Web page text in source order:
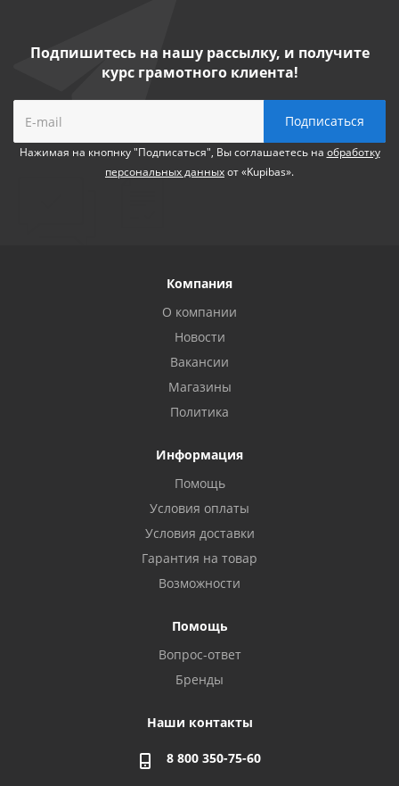
Подпишитесь на нашу рассылку, и получите
курс грамотного клиента!
Нажимая на кнопнку "Подписаться", Вы соглашаетесь на обработку
персональных данныхот «Kupibas».
Компания
О компании
Новости
Вакансии
Магазины
Политика
Информация
Помощь
Условия оплаты
Условия доставки
Гарантия на товар
Возможности
Помощь
Вопрос-ответ
Бренды
Наши контакты
8 800 350-75-60